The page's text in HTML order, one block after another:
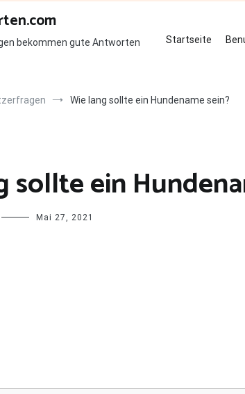
bekommen gute Antworten Startseite
Wie lang sollte ein Hundename sein?
sollte ein
Mai 27, 2021